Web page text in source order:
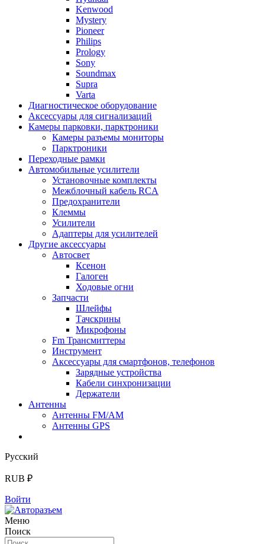
Kenwood
Mystery
Pioneer
Philips
Prology
Sony
Soundmax
Supra
Varta
Диагностическое оборудование
Аксессуары для сигнализаций
Камеры парковки, парктроники
Камеры разъемы мониторы
Парктроники
Переходные рамки
Автомобильные усилители
Установочные комплекты
Межблочный кабель RCA
Предохранители
Клеммы
Усилители
Адаптеры для усилителей
Другие аксессуары
Автосвет
Ксенон
Галоген
Ходовые огни
Запчасти
Шлейфы
Тачскрины
Микрофоны
Fm Трансмиттеры
Инструмент
Аксессуары для смартфонов, телефонов
Зарядные устройства
Кабели синхронизации
Держатели
Антенны
Антенны FM/AM
Антенны GPS
Русский
RUB ₽
Войти
Меню
Поиск